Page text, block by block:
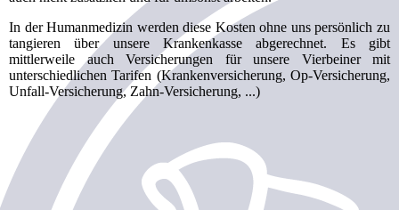
In der Humanmedizin werden diese Kosten ohne uns persönlich zu
tangieren über unsere Krankenkasse abgerechnet. Es gibt
mittlerweile auch Versicherungen für unsere Vierbeiner mit
unterschiedlichen Tarifen (Krankenversicherung, Op-Versicherung,
Unfall-Versicherung, Zahn-Versicherung, ...)